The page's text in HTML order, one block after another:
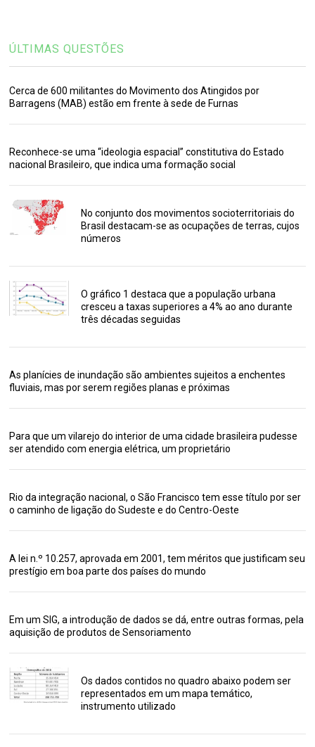
ÚLTIMAS QUESTÕES
Cerca de 600 militantes do Movimento dos Atingidos por
Barragens (MAB) estão em frente à sede de Furnas
Reconhece-se uma “ideologia espacial” constitutiva do Estado
nacional Brasileiro, que indica uma formação social
No conjunto dos movimentos socioterritoriais do
Brasil destacam-se as ocupações de terras, cujos
números
O gráfico 1 destaca que a população urbana
cresceu a taxas superiores a 4% ao ano durante
três décadas seguidas
As planícies de inundação são ambientes sujeitos a enchentes
fluviais, mas por serem regiões planas e próximas
Para que um vilarejo do interior de uma cidade brasileira pudesse
ser atendido com energia elétrica, um proprietário
Rio da integração nacional, o São Francisco tem esse título por ser
o caminho de ligação do Sudeste e do Centro-Oeste
A lei n.º 10.257, aprovada em 2001, tem méritos que justificam seu
prestígio em boa parte dos países do mundo
Em um SIG, a introdução de dados se dá, entre outras formas, pela
aquisição de produtos de Sensoriamento
Os dados contidos no quadro abaixo podem ser
representados em um mapa temático,
instrumento utilizado